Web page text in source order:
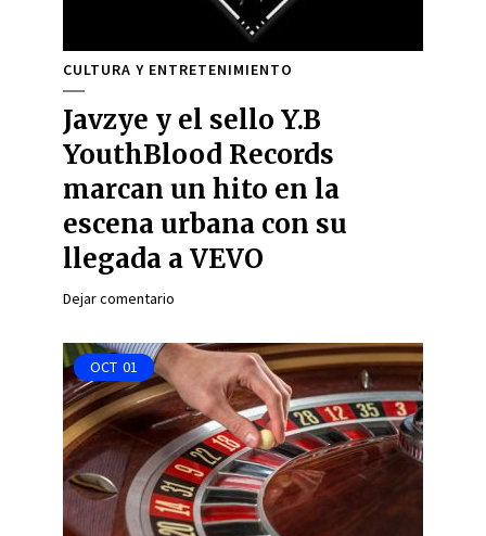
CULTURA Y ENTRETENIMIENTO
Javzye y el sello Y.B
YouthBlood Records
marcan un hito en la
escena urbana con su
llegada a VEVO
Dejar comentario
OCT 01